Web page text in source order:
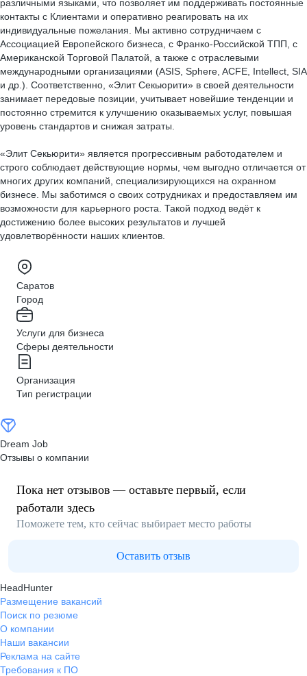
различными языками, что позволяет им поддерживать постоянные
контакты с Клиентами и оперативно реагировать на их
индивидуальные пожелания. Мы активно сотрудничаем с
Ассоциацией Европейского бизнеса, с Франко-Российской ТПП, с
Американской Торговой Палатой, а также с отраслевыми
международными организациями (ASIS, Sphere, ACFE, Intellect, SIA
и др.). Соответственно, «Элит Секьюрити» в своей деятельности
занимает передовые позиции, учитывает новейшие тенденции и
постоянно стремится к улучшению оказываемых услуг, повышая
уровень стандартов и снижая затраты.
«Элит Секьюрити» является прогрессивным работодателем и
строго соблюдает действующие нормы, чем выгодно отличается от
многих других компаний, специализирующихся на охранном
бизнесе. Мы заботимся о своих сотрудниках и предоставляем им
возможности для карьерного роста. Такой подход ведёт к
достижению более высоких результатов и лучшей
удовлетворённости наших клиентов.
Саратов
Город
Услуги для бизнеса
Сферы деятельности
Организация
Тип регистрации
Dream Job
Отзывы о компании
Пока нет отзывов — оставьте первый, если
работали здесь
Поможете тем, кто сейчас выбирает место работы
Оставить отзыв
HeadHunter
Размещение вакансий
Поиск по резюме
О компании
Наши вакансии
Реклама на сайте
Требования к ПО